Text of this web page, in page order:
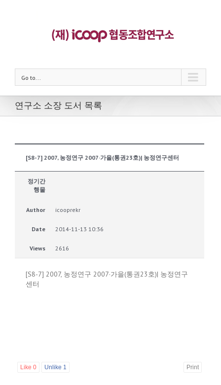
Go to...
연구소 소장 도서 목록
[S8-7] 2007, 농정연구 2007·가을(통권23호)| 농정연구센터
정기간
행물
Author icooprekr
Date 2014-11-13 10:36
Views 2616
[S8-7] 2007, 농정연구 2007·가을(통권23호)| 농정연구
센터
Like 0 Unlike 1 Print